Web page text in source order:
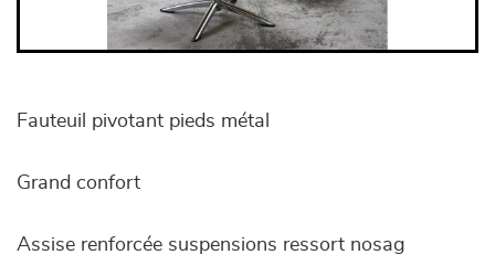
Fauteuil pivotant pieds métal
Grand confort
Assise renforcée suspensions ressort nosag